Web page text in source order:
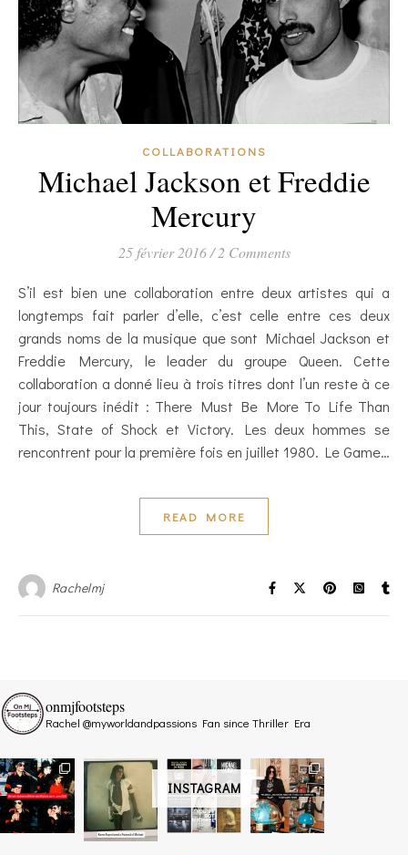
COLLABORATIONS
Michael Jackson et Freddie
Mercury
25 février 2016/ 2 Comments
S’il est bien une collaboration entre deux artistes qui a
longtemps fait parler d’elle, c’est celle entre ces deux
grands noms de la musique que sont Michael Jackson et
Freddie Mercury, le leader du groupe Queen. Cette
collaboration a donné lieu à trois titres dont l’un reste à ce
jour toujours inédit : There Must Be More To Life Than
This, State of Shock et Victory. Les deux hommes se
rencontrent pour la première fois en juillet 1980. Le Game…
READ MORE
Rachelmj
INSTAGRAM
onmjfootsteps
Rachel @myworldandpassions Fan since Thriller Era